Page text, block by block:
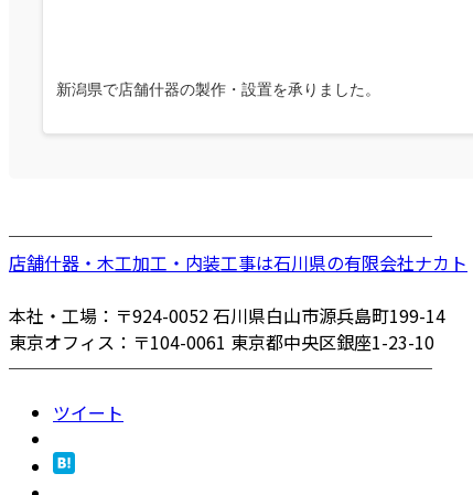
新潟県で店舗什器の製作・設置を承りました。
────────────────────────
店舗什器・木工加工・内装工事は石川県の有限会社ナカト
本社・工場：〒924-0052 石川県白山市源兵島町199-14
東京オフィス：〒104-0061 東京都中央区銀座1-23-10
────────────────────────
ツイート